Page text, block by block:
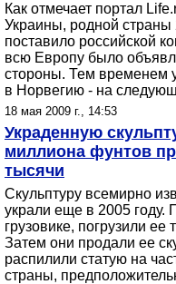
Как отмечает портал
Украины, родной страны
поставило российской
всю Европу было
стороны. Тем временем
в Норвегию - на
18 мая 2009 г., 14:53
Украденную
миллиона фунтов
тысячи
Скульптуру всемирно
украли еще в 2005 году.
грузовике, погрузили
Затем они продали ее
распилили статую на
страны,